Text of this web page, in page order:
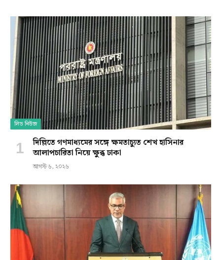
লিড নিউজ
দিল্লিতে গণমাধ্যমের সঙ্গে ক্ষমতাচ্যুত শেখ হাসিনার
আলাপচারিতা নিয়ে ক্ষুব্ধ ঢাকা
আগস্ট ৬, ২০২৬